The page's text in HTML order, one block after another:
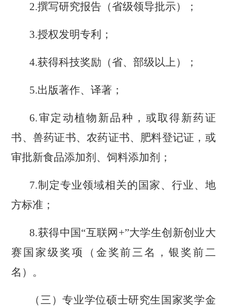
2.撰写研究报告（省级领导批示）；
3.授权发明专利；
4.获得科技奖励（省、部级以上）；
5.出版著作、译著；
6.审定动植物新品种，或取得新药证
书、兽药证书、农药证书、肥料登记证，或
审批新食品添加剂、饲料添加剂；
7.制定专业领域相关的国家、行业、地
方标准；
8.获得中国“互联网 +”大学生创新创业大
赛 国家级奖项
（金奖前三名，银奖前二
名）。
（ 三 ）专业学位硕士研究生国家奖学金